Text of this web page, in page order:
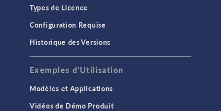
Types de Licence
Configuration Requise
Historique des Versions
Exemples d'Utilisation
Modèles et Applications
Vidéos de Démo Produit